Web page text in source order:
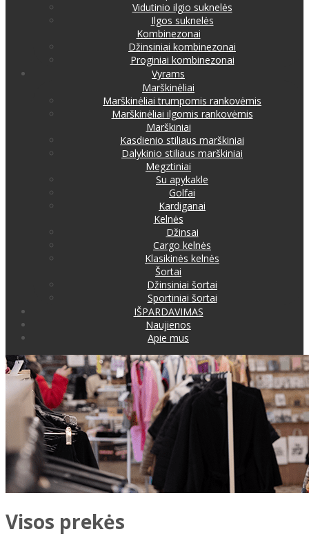
Vidutinio ilgio suknelės
Ilgos suknelės
Kombinezonai
Džinsiniai kombinezonai
Proginiai kombinezonai
Vyrams
Marškinėliai
Marškinėliai trumpomis rankovėmis
Marškinėliai ilgomis rankovėmis
Marškiniai
Kasdienio stiliaus marškiniai
Dalykinio stiliaus marškiniai
Megztiniai
Su apykakle
Golfai
Kardiganai
Kelnės
Džinsai
Cargo kelnės
Klasikinės kelnės
Šortai
Džinsiniai šortai
Sportiniai šortai
IŠPARDAVIMAS
Naujienos
Apie mus
Visos prekės